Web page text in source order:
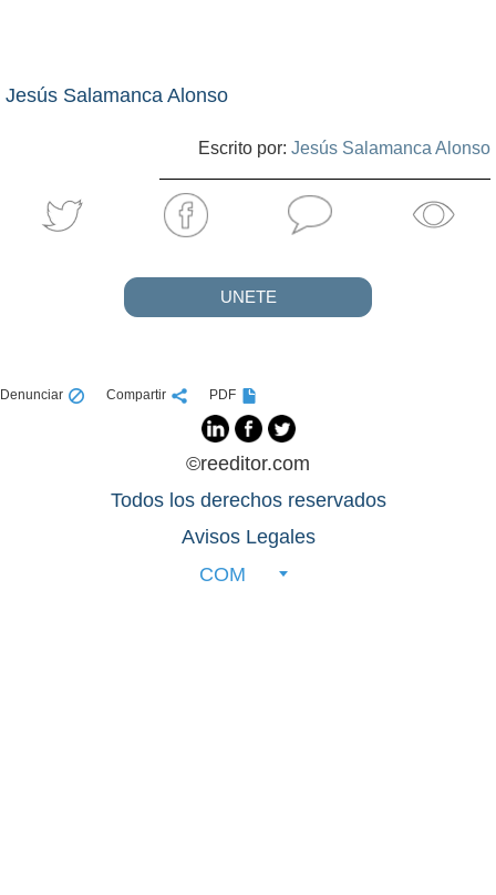
Jesús Salamanca Alonso
Escrito por: Jesús Salamanca Alonso
UNETE
Denunciar Compartir PDF
©reeditor.com
Todos los derechos reservados
Avisos Legales